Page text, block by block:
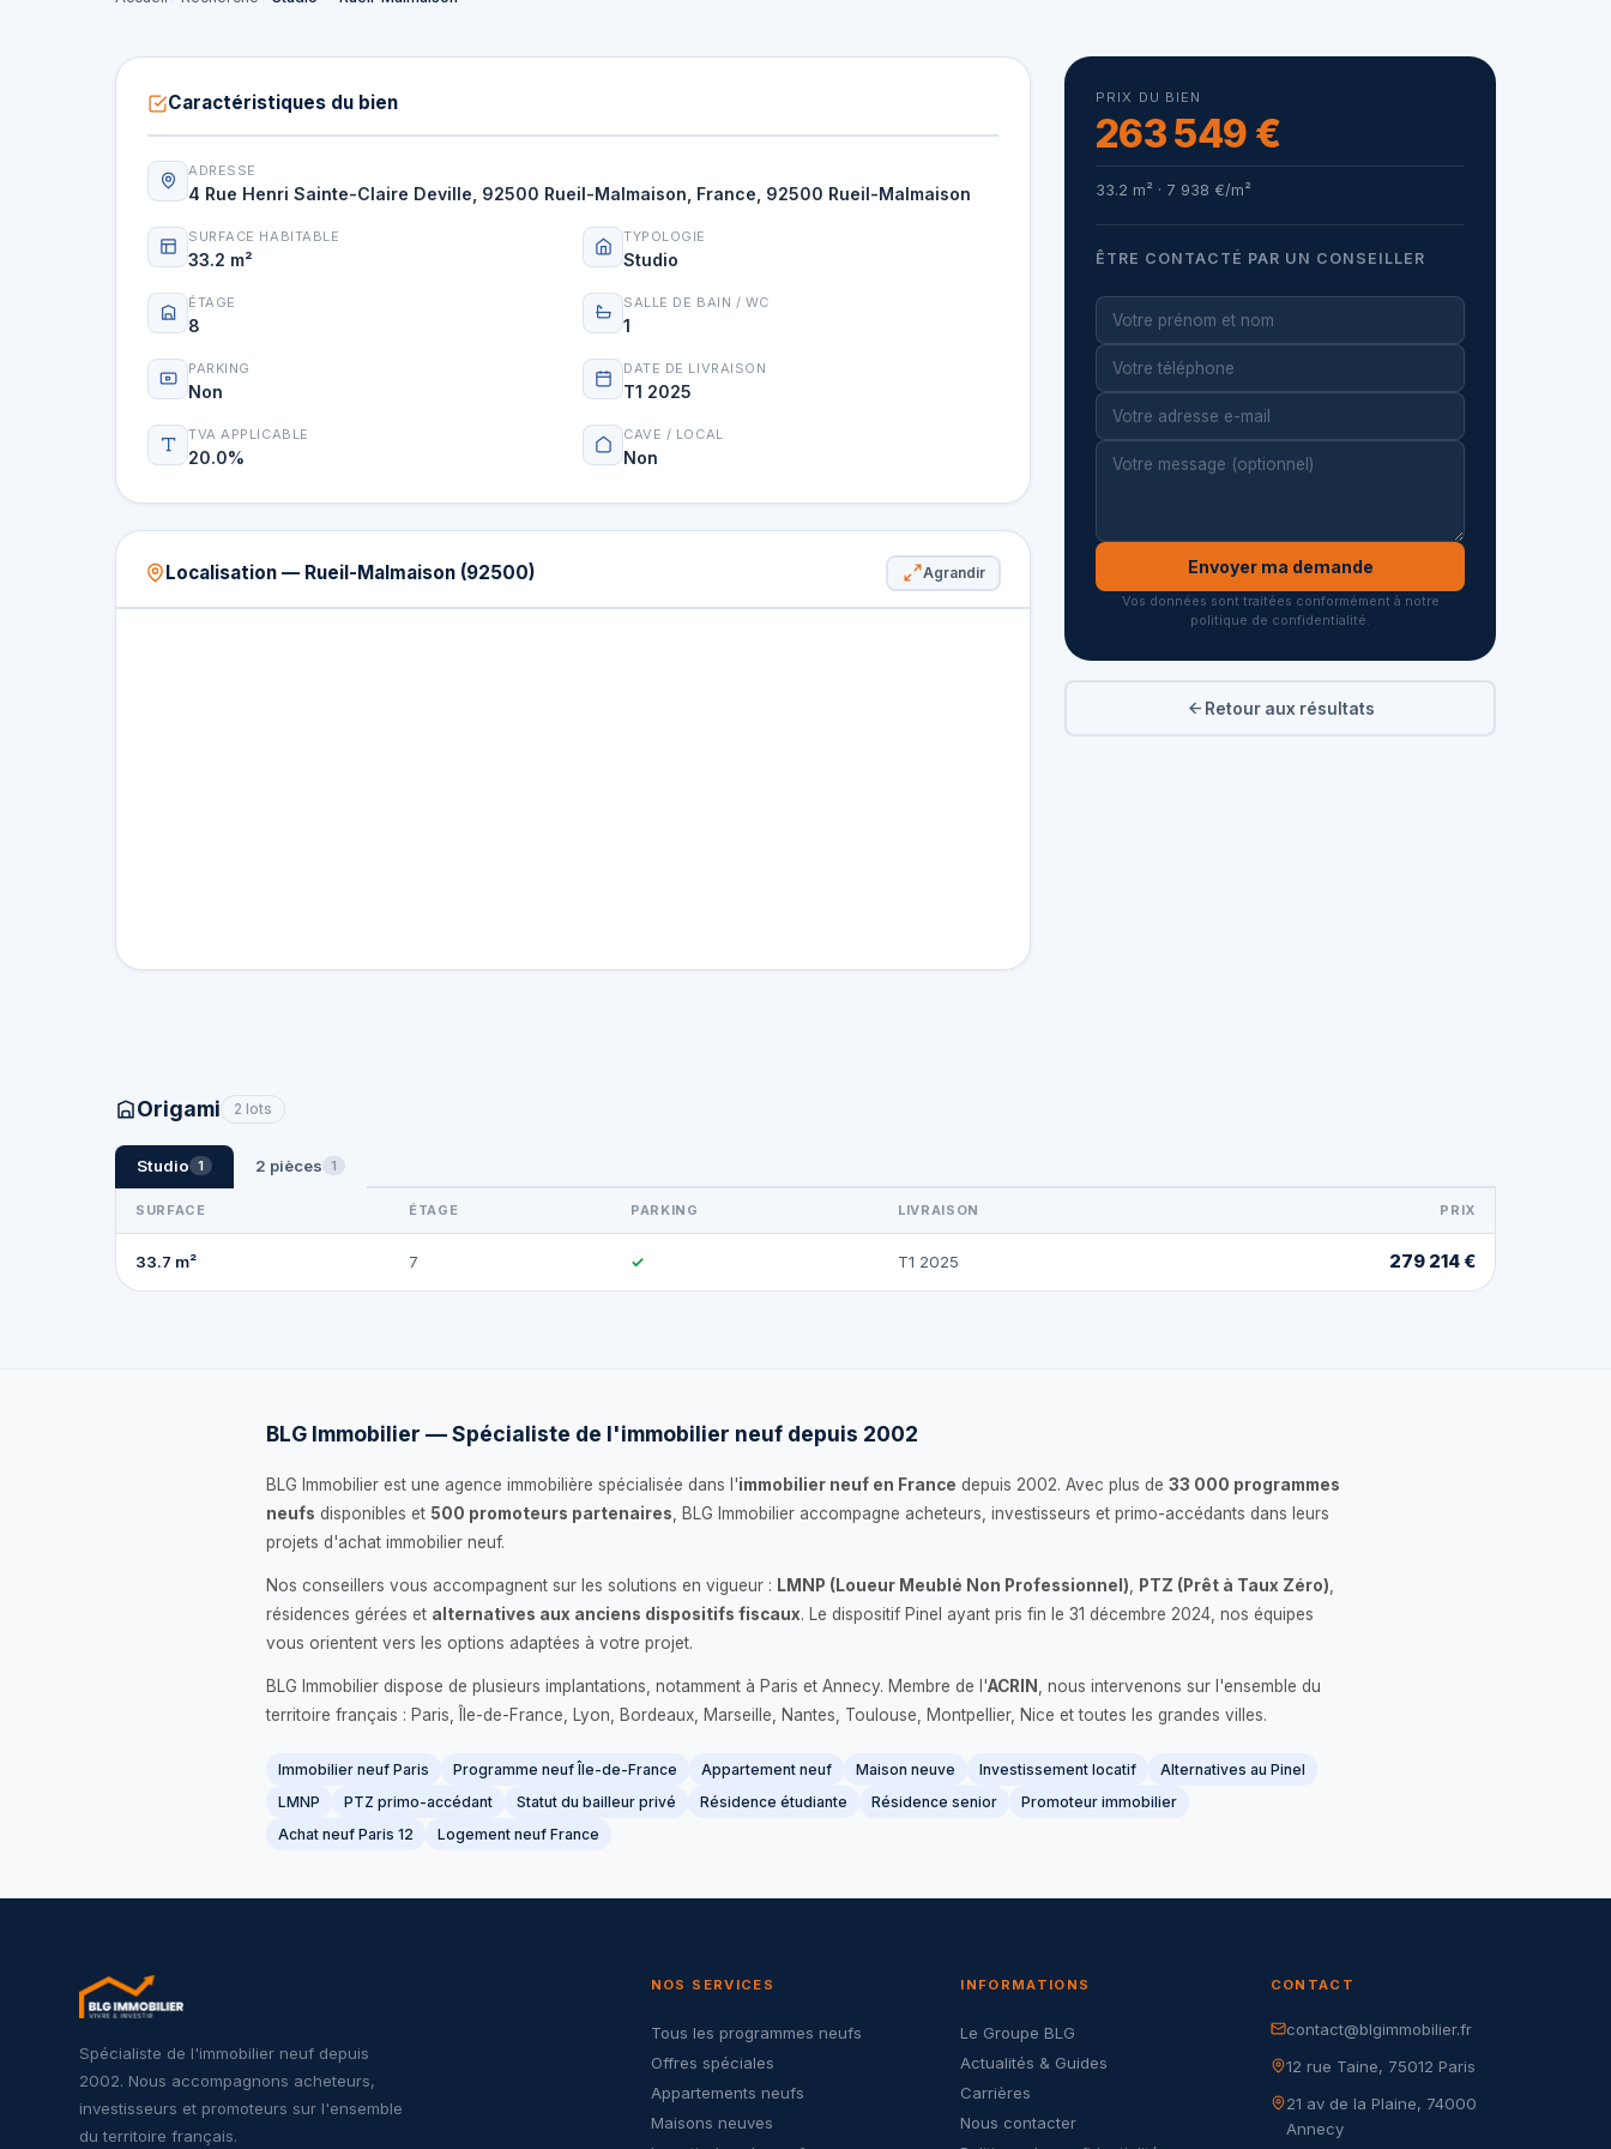
Caractéristiques du bien
ADRESSE
4 Rue Henri Sainte-Claire Deville, 92500 Rueil-Malmaison, France, 92500 Rueil-Malmaison
SURFACE HABITABLE
33.2 m²
TYPOLOGIE
Studio
ÉTAGE
8
SALLE DE BAIN / WC
1
PARKING
Non
DATE DE LIVRAISON
T1 2025
TVA APPLICABLE
20.0%
CAVE / LOCAL
Non
Localisation — Rueil-Malmaison (92500) Agrandir
PRIX DU BIEN
263 549 €
33.2 m² · 7 938 €/m²
ÊTRE CONTACTÉ PAR UN CONSEILLER
Envoyer ma demande
Vos données sont traitées conformément à notre
politique de confidentialité.
Retour aux résultats
Origami 2 lots
Studio 1 2 pièces 1
SURFACE ÉTAGE PARKING LIVRAISON PRIX
33.7 m² 7 ✓ T1 2025 279 214 €
BLG Immobilier — Spécialiste de l'immobilier neuf depuis 2002
BLG Immobilier est une agence immobilière spécialisée dans l'immobilier neuf en France depuis 2002. Avec plus de 33 000 programmes
neufs disponibles et 500 promoteurs partenaires , BLG Immobilier accompagne acheteurs, investisseurs et primo-accédants dans leurs
projets d'achat immobilier neuf.
Nos conseillers vous accompagnent sur les solutions en vigueur : LMNP (Loueur Meublé Non Professionnel) PTZ (Prêt à Taux Zéro)
résidences gérées et alternatives aux anciens dispositifs fiscaux. Le dispositif Pinel ayant pris fin le 31 décembre 2024, nos équipes
vous orientent vers les options adaptées à votre projet.
BLG Immobilier dispose de plusieurs implantations, notamment à Paris et Annecy. Membre de l'ACRIN
, nous intervenons sur l'ensemble du
territoire français : Paris, Île-de-France, Lyon, Bordeaux, Marseille, Nantes, Toulouse, Montpellier, Nice et toutes les grandes villes.
Immobilier neuf Paris Programme neuf Île-de-France Appartement neuf Maison neuve Investissement locatif
Alternatives au Pinel
LMNP
PTZ primo-accédant Statut du bailleur privé Résidence étudiante Résidence senior
Promoteur immobilier
Achat neuf Paris 12
Logement neuf France
Spécialiste de l'immobilier neuf depuis
2002. Nous accompagnons acheteurs,
investisseurs et promoteurs sur l'ensemble
du territoire français.
NOS SERVICES
Tous les programmes neufs
Offres spéciales
Appartements neufs
Maisons neuves
INFORMATIONS
Le Groupe BLG
Actualités & Guides
Carrières
Nous contacter
CONTACT
contact@blgimmobilier.fr
12 rue Taine, 75012 Paris
21 av de la Plaine, 74000
Annecy